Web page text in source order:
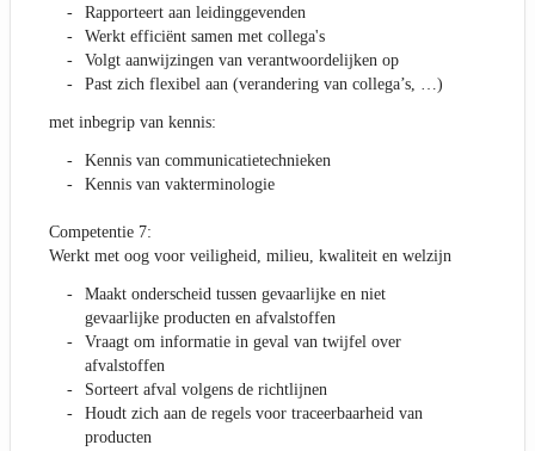
Rapporteert aan leidinggevenden
Werkt efficiënt samen met collega's
Volgt aanwijzingen van verantwoordelijken op
Past zich flexibel aan (verandering van collega’s, …)
met inbegrip van kennis:
Kennis van communicatietechnieken
Kennis van vakterminologie
Competentie 7:
Werkt met oog voor veiligheid, milieu, kwaliteit en welzijn
Maakt onderscheid tussen gevaarlijke en niet
gevaarlijke producten en afvalstoffen
Vraagt om informatie in geval van twijfel over
afvalstoffen
Sorteert afval volgens de richtlijnen
Houdt zich aan de regels voor traceerbaarheid van
producten